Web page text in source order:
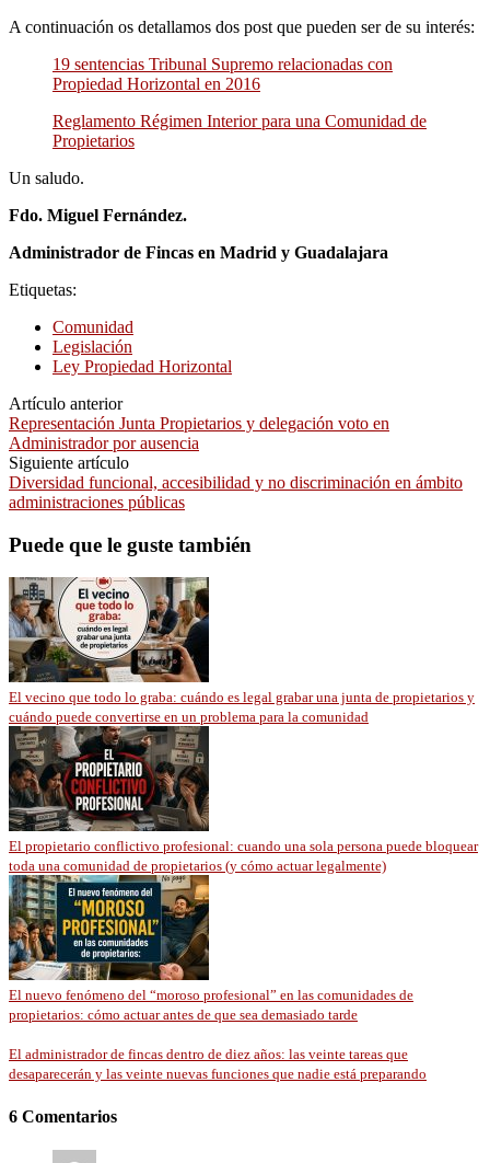
A continuación os detallamos dos post que pueden ser de su interés:
19 sentencias Tribunal Supremo relacionadas con
Propiedad Horizontal en 2016
Reglamento Régimen Interior para una Comunidad de
Propietarios
Un saludo.
Fdo. Miguel Fernández.
Administrador de Fincas en Madrid y Guadalajara
Etiquetas:
Comunidad
Legislación
Ley Propiedad Horizontal
Artículo anterior
Representación Junta Propietarios y delegación voto en
Administrador por ausencia
Siguiente artículo
Diversidad funcional, accesibilidad y no discriminación en ámbito
administraciones públicas
Puede que le guste también
El vecino que todo lo graba: cuándo es legal grabar una junta de propietarios y
cuándo puede convertirse en un problema para la comunidad
El propietario conflictivo profesional: cuando una sola persona puede bloquear
toda una comunidad de propietarios (y cómo actuar legalmente)
El nuevo fenómeno del “moroso profesional” en las comunidades de
propietarios: cómo actuar antes de que sea demasiado tarde
El administrador de fincas dentro de diez años: las veinte tareas que
desaparecerán y las veinte nuevas funciones que nadie está preparando
6 Comentarios